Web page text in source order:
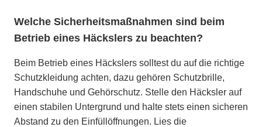
Welche Sicherheitsmaßnahmen sind beim
Betrieb eines Häckslers zu beachten?
Beim Betrieb eines Häckslers solltest du auf die richtige
Schutzkleidung achten, dazu gehören Schutzbrille,
Handschuhe und Gehörschutz. Stelle den Häcksler auf
einen stabilen Untergrund und halte stets einen sicheren
Abstand zu den Einfüllöffnungen. Lies die